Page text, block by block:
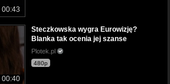
00:43
00:40
Steczkowska wygra Eurowizję?
Blanka tak ocenia jej szanse
Plotek.pl
480p